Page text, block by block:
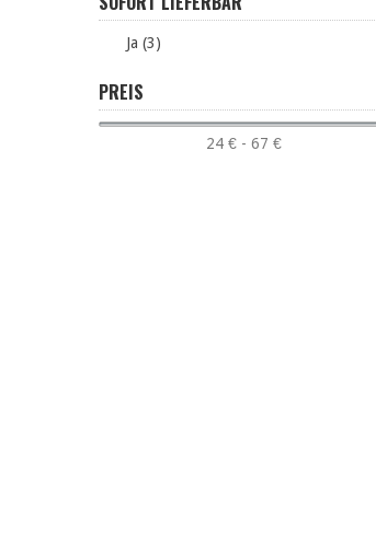
Ja (3)
PREIS
24 € - 67 €